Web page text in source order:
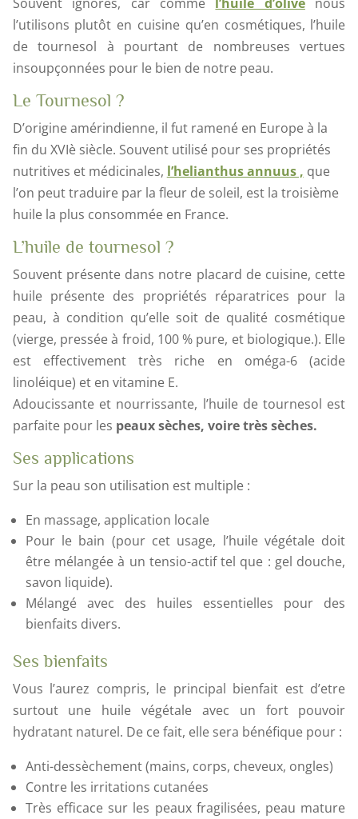
l’utilisons plutôt en cuisine qu’en cosmétiques, l’huile
de tournesol à pourtant de nombreuses vertues
insoupçonnées pour le bien de notre peau.
Le Tournesol ?
D’origine amérindienne, il fut ramené en Europe à la
fin du XVIè siècle. Souvent utilisé pour ses propriétés
nutritives et médicinales, l’helianthus annuus , que
l’on peut traduire par la fleur de soleil, est la troisième
huile la plus consommée en France.
L’huile de tournesol ?
Souvent présente dans notre placard de cuisine, cette
huile présente des propriétés réparatrices pour la
peau, à condition qu’elle soit de qualité cosmétique
(vierge, pressée à froid, 100 % pure, et biologique.). Elle
est effectivement très riche en oméga-6 (acide
linoléique) et en vitamine E.
Adoucissante et nourrissante, l’huile de tournesol est
parfaite pour les peaux sèches, voire très sèches.
Ses applications
Sur la peau son utilisation est multiple :
En massage, application locale
Pour le bain (pour cet usage, l’huile végétale doit
être mélangée à un tensio-actif tel que : gel douche,
savon liquide).
Mélangé avec des huiles essentielles pour des
bienfaits divers.
Ses bienfaits
Vous l’aurez compris, le principal bienfait est d’etre
surtout une huile végétale avec un fort pouvoir
hydratant naturel. De ce fait, elle sera bénéfique pour :
Anti-dessèchement (mains, corps, cheveux, ongles)
Contre les irritations cutanées
Très efficace sur les peaux fragilisées, peau mature